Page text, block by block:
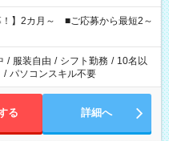
持って夕飯の準備がしたい」
」 など、ご希望を教えてください
間。 合計で週40時間を超える場
！】2カ月～ ■ご応募から最短2～
/ 服装自由 / シフト勤務 / 10名以
/ パソコンスキル不要
る 詳細へ